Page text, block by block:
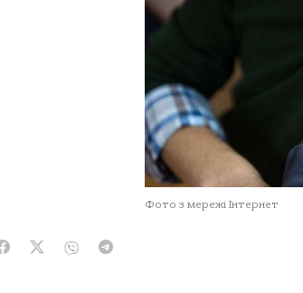
Фото з мережі Інтернет